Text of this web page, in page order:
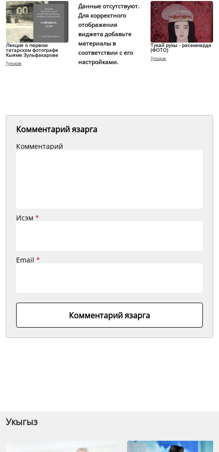
Лекция о первом
татарском фотографе
Кыяме Зульфакарове
Тулырак
Данные отсутствуют.
Для корректного
отображения
виджета добавьте
материалы в
соответствии с его
настройками.
Тукай рухы - рәсемнәрдә
(ФОТО)
Тулырак
Комментарий язарга
Комментарий
Исэм *
Email *
Комментарий язарга
Укыгыз